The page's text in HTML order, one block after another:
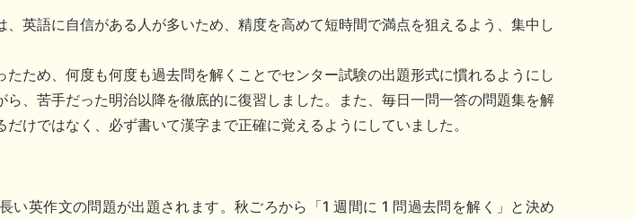
英語に自信がある人が多いため、精度を高めて短時間で満点を狙えるよう、集中し
ため、何度も何度も過去問を解くことでセンター試験の出題形式に慣れるようにし
ら、苦手だった明治以降を徹底的に復習しました。また、毎日一問一答の問題集を解
けではなく、必ず書いて漢字まで正確に覚 えるようにしていました。
い英作文の問題が出題されます。秋ごろから「1 週間に 1 問過去問を解く」と決め